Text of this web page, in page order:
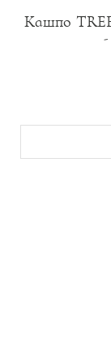
Кашпо
Прайс-листы и